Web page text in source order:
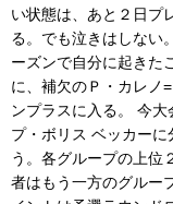
い状態は、あと２日プ
る。でも泣きはしない
ーズンで自分に起きた
に、補欠のＰ・カレノ
ンプラスに入る。 今
プ・ボリス ベッカー
う。各グループの上位
者はもう一方のグルー